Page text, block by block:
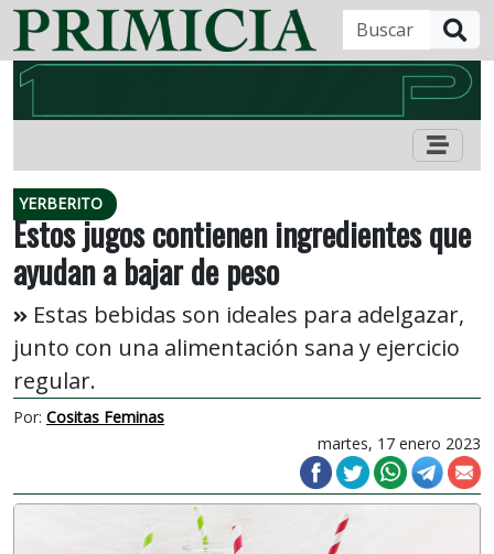
YERBERITO
Estos jugos contienen ingredientes que
ayudan a bajar de peso
Estas bebidas son ideales para adelgazar,
junto con una alimentación sana y ejercicio
regular.
Por: Cositas Feminas
martes, 17 enero 2023